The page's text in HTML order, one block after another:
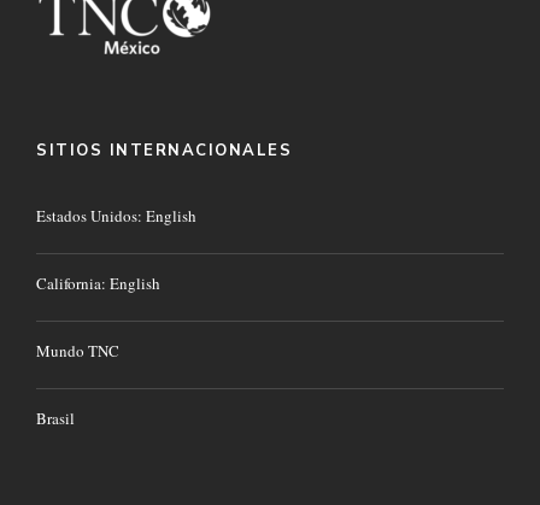
SITIOS INTERNACIONALES
Estados Unidos: English
California: English
Mundo TNC
Brasil